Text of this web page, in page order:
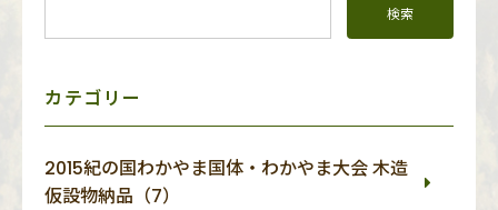
ニ
カテゴリー
2015紀の国わかやま国体・わかやま大会 木造
仮設物納品（7）